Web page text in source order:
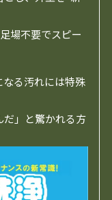
場不要でスピー
る汚れには特殊
」と驚かれる方